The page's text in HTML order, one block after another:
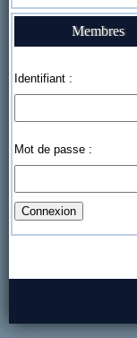
Membres
Identifiant :
Mot de passe :